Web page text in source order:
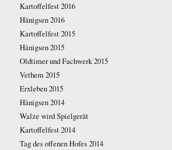
Kartoffelfest 2016
Hänigsen 2016
Kartoffelfest 2015
Hänigsen 2015
Oldtimer und Fachwerk 2015
Vethem 2015
Erxleben 2015
Hänigsen 2014
Walze wird Spielgerät
Kartoffelfest 2014
Tag des offenen Hofes 2014